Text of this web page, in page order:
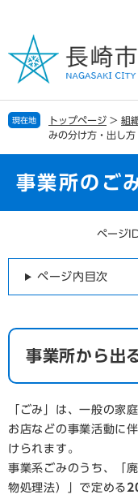
の
で
す
ー
ば
し
現在地 トップページ > 組
みの分け方・出し方
事業所のご
ページ
ページ内目次
事業所から出
「ごみ」は、一般の家
お店などの事業活動に
けられます。
事業系ごみのうち、「
物処理法）」で定める